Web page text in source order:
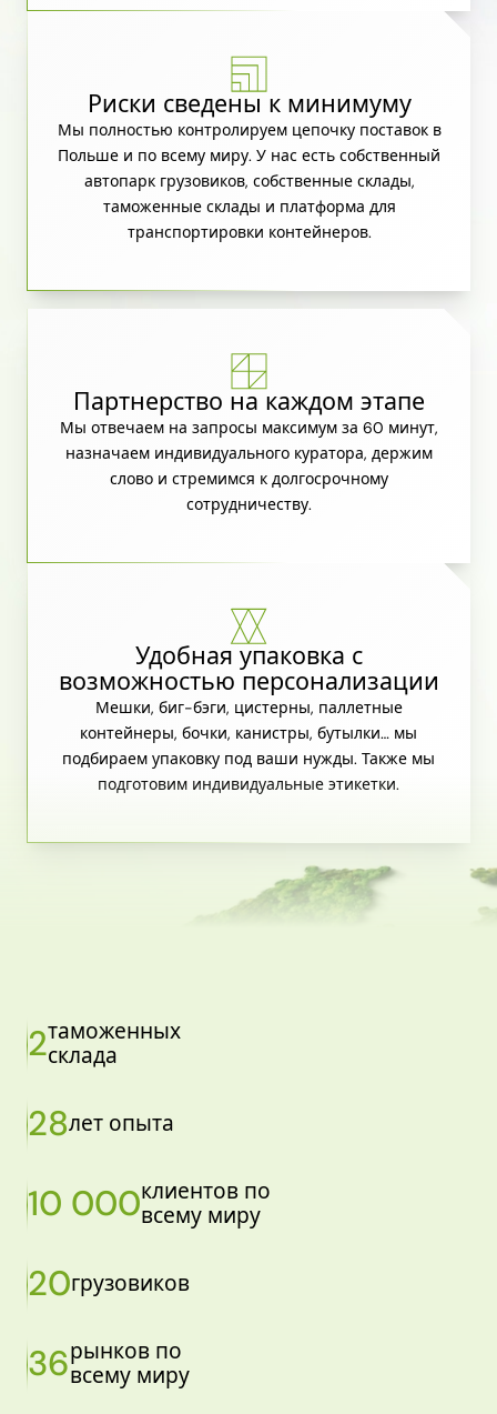
Риски сведены к минимуму
Мы полностью контролируем цепочку поставок в
Польше и по всему миру. У нас есть собственный
автопарк грузовиков, собственные склады,
таможенные склады и платформа для
транспортировки контейнеров.
Партнерство на каждом этапе
Мы отвечаем на запросы максимум за 60 минут,
назначаем индивидуального куратора, держим
слово и стремимся к долгосрочному
сотрудничеству.
Удобная упаковка с
возможностью персонализации
Мешки, биг-бэги, цистерны, паллетные
контейнеры, бочки, канистры, бутылки… мы
подбираем упаковку под ваши нужды. Также мы
подготовим индивидуальные этикетки.
2таможенных
склада
28лет опыта
10 000клиентов по
всему миру
20грузовиков
36рынков по
всему миру